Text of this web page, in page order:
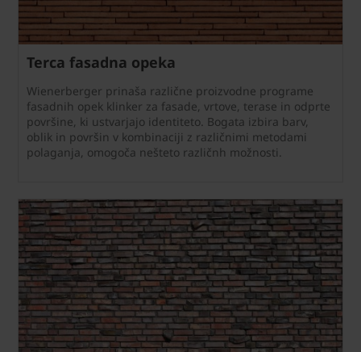
Terca fasadna opeka
Wienerberger prinaša različne proizvodne programe
fasadnih opek klinker za fasade, vrtove, terase in odprte
površine, ki ustvarjajo identiteto. Bogata izbira barv,
oblik in površin v kombinaciji z različnimi metodami
polaganja, omogoča nešteto različnh možnosti.